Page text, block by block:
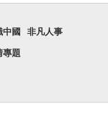
中國 非凡人事
專題